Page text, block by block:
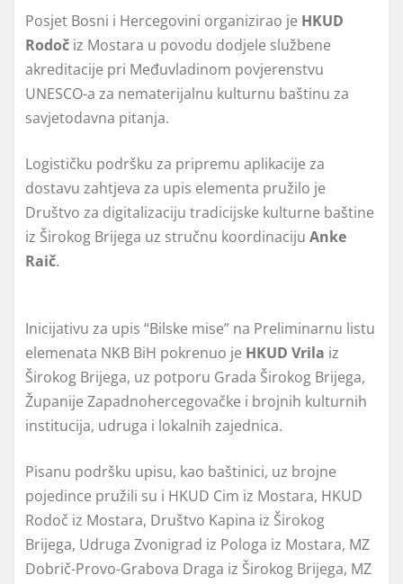
Posjet Bosni i Hercegovini organizirao je HKUD
Rodoč iz Mostara u povodu dodjele službene
akreditacije pri Međuvladinom povjerenstvu
UNESCO-a za nematerijalnu kulturnu baštinu za
savjetodavna pitanja.
Logističku podršku za pripremu aplikacije za
dostavu zahtjeva za upis elementa pružilo je
Društvo za digitalizaciju tradicijske kulturne baštine
iz Širokog Brijega uz stručnu koordinaciju Anke
Raič.
Inicijativu za upis “Bilske mise” na Preliminarnu listu
elemenata NKB BiH pokrenuo je HKUD Vrila iz
Širokog Brijega, uz potporu Grada Širokog Brijega,
Županije Zapadnohercegovačke i brojnih kulturnih
institucija, udruga i lokalnih zajednica.
Pisanu podršku upisu, kao baštinici, uz brojne
pojedince pružili su i HKUD Cim iz Mostara, HKUD
Rodoč iz Mostara, Društvo Kapina iz Širokog
Brijega, Udruga Zvonigrad iz Pologa iz Mostara, MZ
Dobrič-Provo-Grabova Draga iz Širokog Brijega, MZ